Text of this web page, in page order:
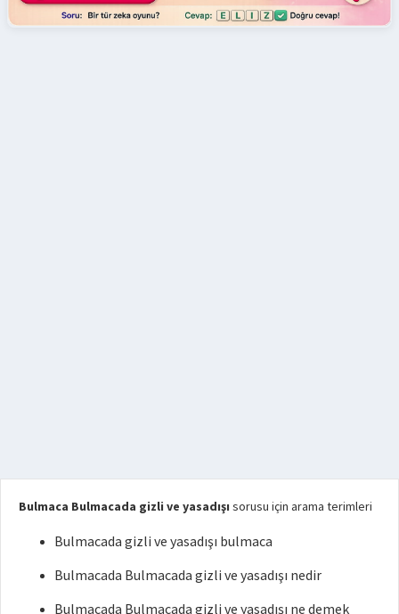
Bulmaca Bulmacada gizli ve yasadışı sorusu için arama terimleri
Bulmacada gizli ve yasadışı bulmaca
Bulmacada Bulmacada gizli ve yasadışı nedir
Bulmacada Bulmacada gizli ve yasadışı ne demek